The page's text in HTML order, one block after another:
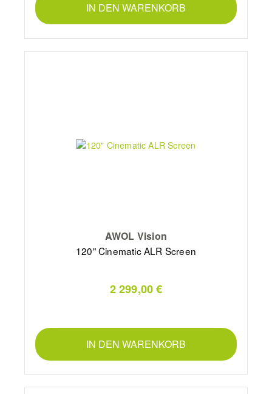
IN DEN WARENKORB
AWOL Vision
120" Cinematic ALR Screen
2 299,00 €
IN DEN WARENKORB